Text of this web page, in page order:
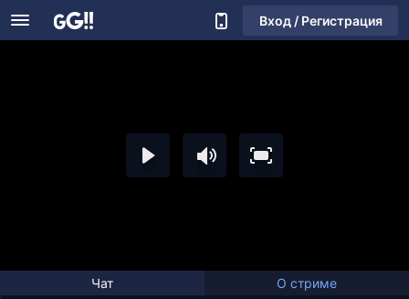
Вход / Регистрация
Чат О стриме